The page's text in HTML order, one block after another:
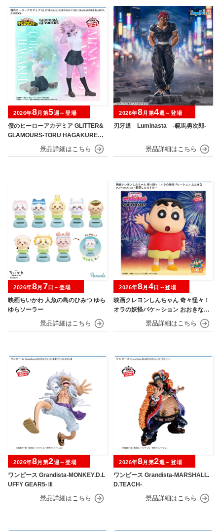
僕のヒーローアカデミア GLITTER&
GLAMOURS-TORU HAGAKURE＆
MINA ASHIDO-
2026年8月第5週～登場
刃牙道 Luminasta ‐範馬勇次郎‐
2026年8月第4週～登場
映画ちいかわ 人魚の島のひみつ ゆら
ゆらソーラー
2026年8月 7 日～登場
映画クレヨンしんちゃん 奇々怪々！
オラの妖怪バケ～ション おおきなSO
FVIMATES～野原しんのすけ～
2026年8月 4 日～登場
ワンピース Grandista-MONKEY.D.L
UFFY GEAR5-Ⅲ
2026年8月第2週～登場
ワンピース Grandista-MARSHALL.
D.TEACH-
2026年8月第2週～登場